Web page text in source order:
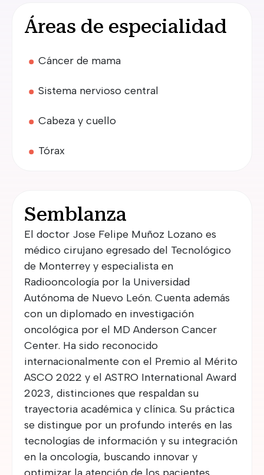
Áreas de especialidad
Cáncer de mama
Sistema nervioso central
Cabeza y cuello
Tórax
Semblanza
El doctor Jose Felipe Muñoz Lozano es
médico cirujano egresado del Tecnológico
de Monterrey y especialista en
Radiooncología por la Universidad
Autónoma de Nuevo León. Cuenta además
con un diplomado en investigación
oncológica por el MD Anderson Cancer
Center. Ha sido reconocido
internacionalmente con el Premio al Mérito
ASCO 2022 y el ASTRO International Award
2023, distinciones que respaldan su
trayectoria académica y clínica. Su práctica
se distingue por un profundo interés en las
tecnologías de información y su integración
en la oncología, buscando innovar y